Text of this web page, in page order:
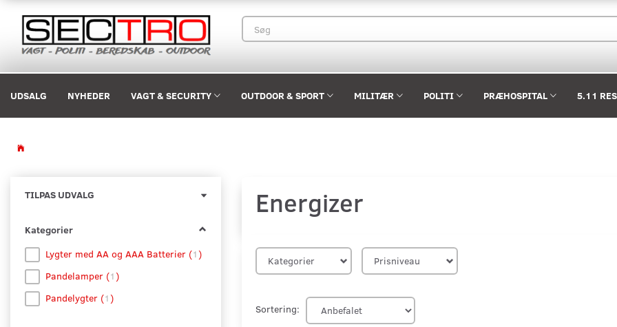
UDSALG NYHEDER VAGT & SECURITY OUTDOOR & SPORT MILITÆR POLITI PRÆHOSPITAL 5.11
TILPAS UDVALG
Kategorier
Lygter med AA og AAA Batterier (1)
Pandelamper (1)
Pandelygter (1)
Energizer
Kategorier Prisniveau
Sortering: